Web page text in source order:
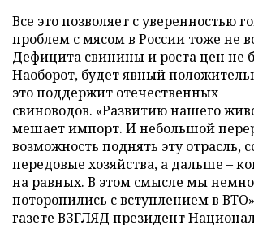
Все это позволяет с уверенностью
проблем с мясом в России тоже не
Дефицита свинины и роста цен не
Наоборот, будет явный
это поддержит отечественных
свиноводов. «Развитию нашего
мешает импорт. И небольшой
возможность поднять эту отрасль,
передовые хозяйства, а дальше –
на равных. В этом смысле мы
поторопились с вступлением в
газете ВЗГЛЯД президент